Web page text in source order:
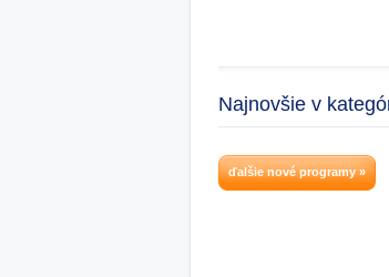
Najnovšie v
ďalšie nové programy »